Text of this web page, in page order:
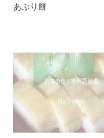
あぶり餅